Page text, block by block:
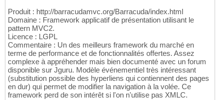
Produit : http://barracudamvc.org/Barracuda/index.html
Domaine : Framework applicatif de présentation utilisant le
pattern MVC2.
Licence : LGPL
Commentaire : Un des meilleurs framework du marché en
terme de performance et de fonctionnalités offertes. Assez
complexe à appréhender mais bien documenté avec un forum
disponible sur Jguru. Modèle événementiel très intéressant
(substitution possible des hyperliens qui contiennent des pages
en dur) qui permet de modifier la navigation à la volée. Ce
framework perd de son intérêt si l'on n'utilise pas XMLC.